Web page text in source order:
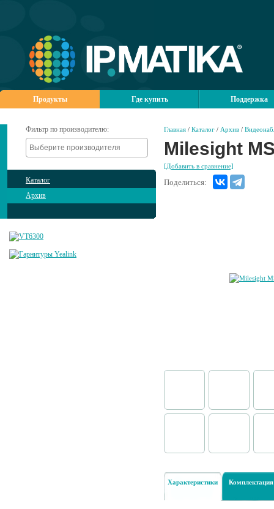
Продукты Где купить Поддержка
Фильтр по производителю:
Каталог
Архив
Главная / Каталог / Архив /
Milesight
[Добавить в сравнение]
Поделиться:
Характеристики Комплектация